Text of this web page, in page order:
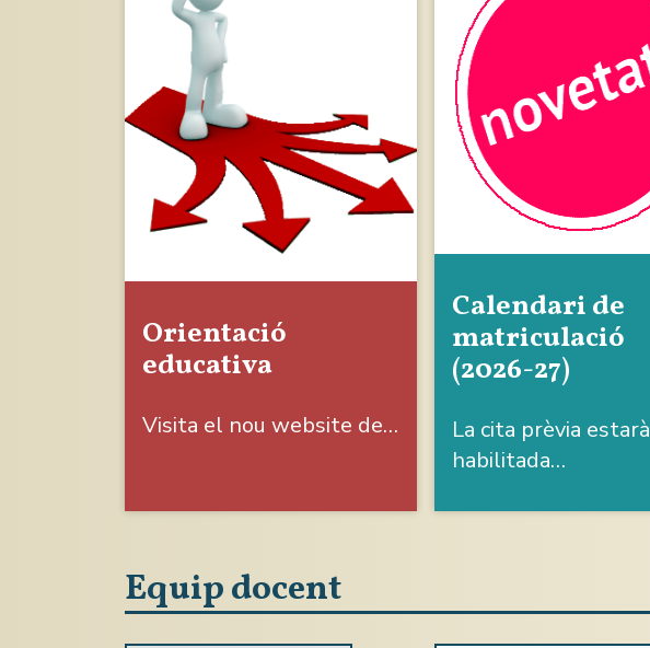
Orientació
educativa
Visita el nou website de…
Calendari de
matriculació
(2026-27)
La cita prèvia estarà
habilitada…
Equip docent